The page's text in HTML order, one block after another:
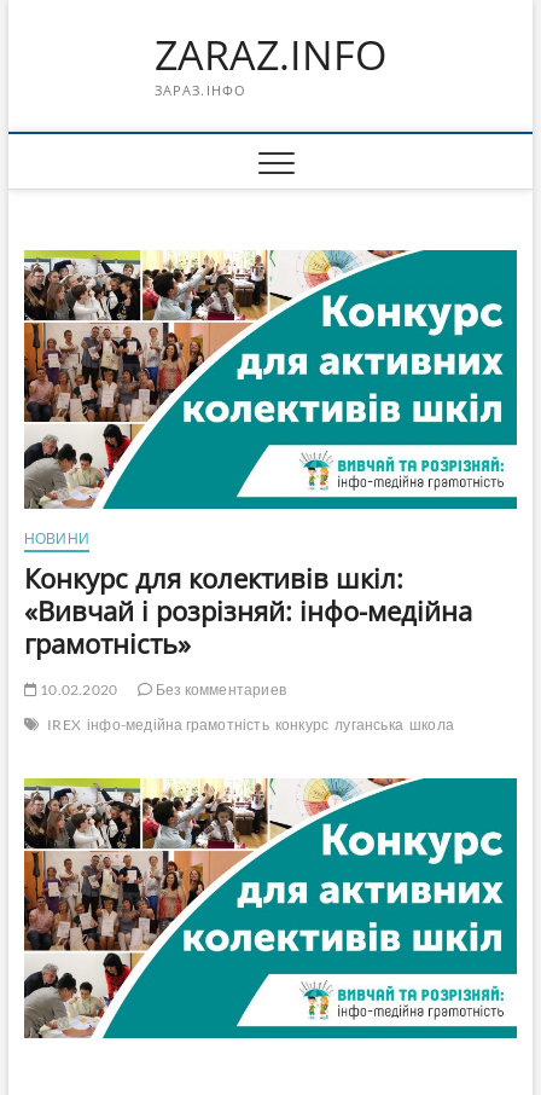
ZARAZ.INFO
ЗАРАЗ.ІНФО
НОВИНИ
Конкурс для колективів шкіл:
«Вивчай і розрізняй: інфо-медійна
грамотність»
10.02.2020
Без комментариев
IREX інфо-медійна грамотність конкурс луганська школа